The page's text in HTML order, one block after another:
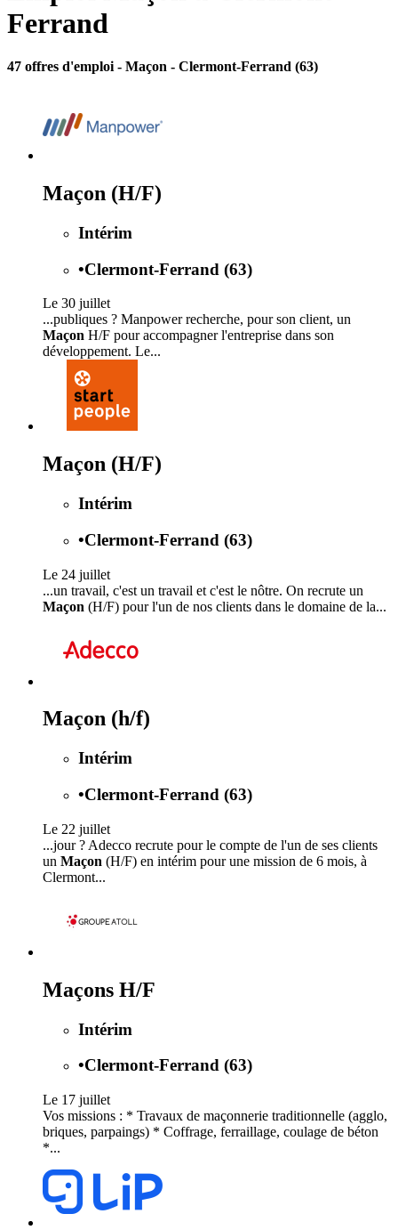
Ferrand
47 offres d'emploi - Maçon - Clermont-Ferrand (63)
Maçon (H/F)
Intérim
•Clermont-Ferrand (63)
Le 30 juillet
...publiques ? Manpower recherche, pour son client, un
Maçon H/F pour accompagner l'entreprise dans son
développement. Le...
Maçon (H/F)
Intérim
•Clermont-Ferrand (63)
Le 24 juillet
...un travail, c'est un travail et c'est le nôtre. On recrute un
Maçon (H/F) pour l'un de nos clients dans le domaine de la...
Maçon (h/f)
Intérim
•Clermont-Ferrand (63)
Le 22 juillet
...jour ? Adecco recrute pour le compte de l'un de ses clients
un Maçon (H/F) en intérim pour une mission de 6 mois, à
Clermont...
Maçons H/F
Intérim
•Clermont-Ferrand (63)
Le 17 juillet
Vos missions : * Travaux de maçonnerie traditionnelle (agglo,
briques, parpaings) * Coffrage, ferraillage, coulage de béton
*...